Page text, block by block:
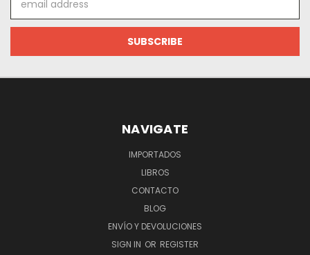
Address
NAVIGATE
IMPORTADOS
LIBROS
CONTACTO
BLOG
ENVÍO Y DEVOLUCIONES
SIGN IN OR REGISTER